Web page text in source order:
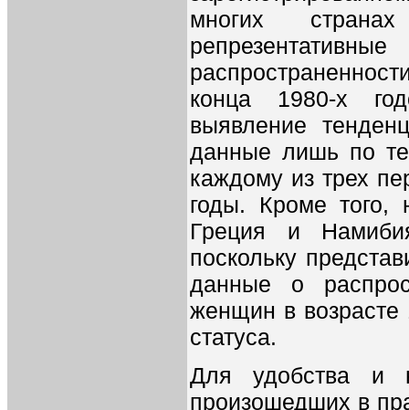
многих
конца 1980-х
выявление
данные лишь по
каждому из трех
годы. Кроме того,
Греция и
поскольку
данные о
женщин в возрасте
статуса.
Для удобства и
произошедших в